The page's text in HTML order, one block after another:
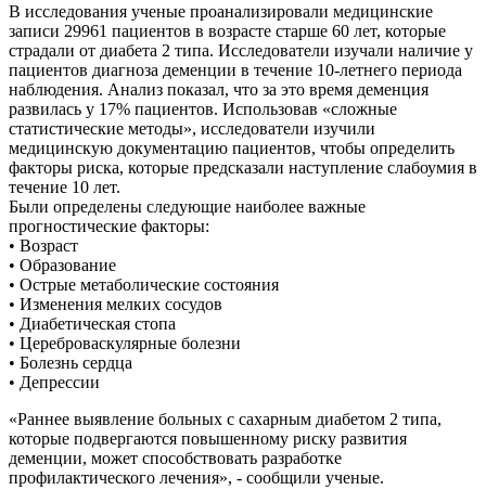
В исследования ученые проанализировали медицинские
записи 29961 пациентов в возрасте старше 60 лет, которые
страдали от диабета 2 типа. Исследователи изучали наличие у
пациентов диагноза деменции в течение 10-летнего периода
наблюдения. Анализ показал, что за это время деменция
развилась у 17% пациентов. Использовав «сложные
статистические методы», исследователи изучили
медицинскую документацию пациентов, чтобы определить
факторы риска, которые предсказали наступление слабоумия в
течение 10 лет.
Были определены следующие наиболее важные
прогностические факторы:
• Возраст
• Образование
• Острые метаболические состояния
• Изменения мелких сосудов
• Диабетическая стопа
• Цереброваскулярные болезни
• Болезнь сердца
• Депрессии
«Раннее выявление больных с сахарным диабетом 2 типа,
которые подвергаются повышенному риску развития
деменции, может способствовать разработке
профилактического лечения», - сообщили ученые.